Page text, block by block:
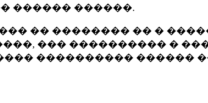
������ ������.
�� �������� �� �
��� ���������� �
���������� ������